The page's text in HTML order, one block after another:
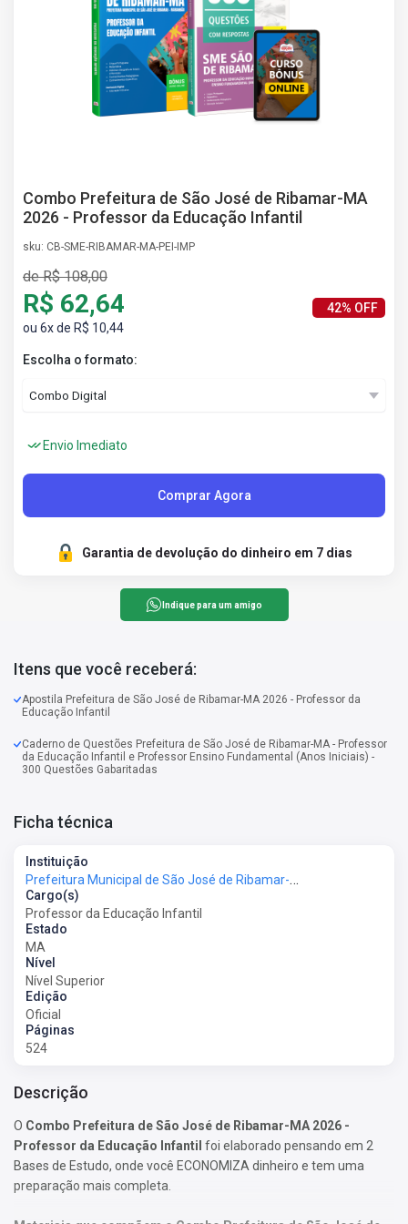
Combo Prefeitura de São José de Ribamar-MA
2026 - Professor da Educação Infantil
sku: CB-SME-RIBAMAR-MA-PEI-IMP
de R$ 108,00
R$ 62,64
ou 6x de R$ 10,44
42% OFF
Escolha o formato:
Envio Imediato
Comprar Agora
Garantia de devolução do dinheiro em 7 dias
Indique para um amigo
Itens que você receberá:
Apostila Prefeitura de São José de Ribamar-MA 2026 - Professor da
Educação Infantil
Caderno de Questões Prefeitura de São José de Ribamar-MA - Professor
da Educação Infantil e Professor Ensino Fundamental (Anos Iniciais) -
300 Questões Gabaritadas
Ficha técnica
Instituição
Prefeitura Municipal de São José de Ribamar-MA - Prefeitura de São José de Ribamar-MA
Cargo(s)
Professor da Educação Infantil
Estado
MA
Nível
Nível Superior
Edição
Oficial
Páginas
524
Descrição
O Combo Prefeitura de São José de Ribamar-MA 2026 -
Professor da Educação Infantil foi elaborado pensando em 2
Bases de Estudo, onde você ECONOMIZA dinheiro e tem uma
preparação mais completa.